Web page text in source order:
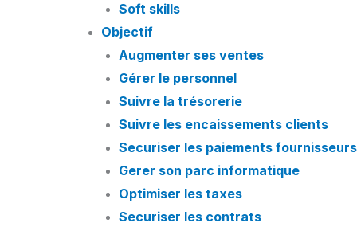
Soft skills
Objectif
Augmenter ses ventes
Gérer le personnel
Suivre la trésorerie
Suivre les encaissements clients
Securiser les paiements fournisseurs
Gerer son parc informatique
Optimiser les taxes
Securiser les contrats